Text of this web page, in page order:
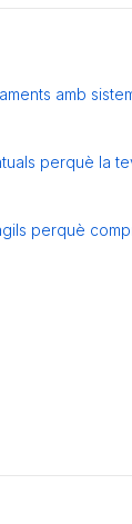
amb
perquè la
perquè